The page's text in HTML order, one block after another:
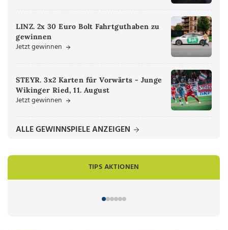
LINZ. 2x 30 Euro Bolt Fahrtguthaben zu
gewinnen
Jetzt gewinnen
STEYR. 3x2 Karten für Vorwärts - Junge
Wikinger Ried, 11. August
Jetzt gewinnen
ALLE GEWINNSPIELE ANZEIGEN
TIPS AKTIONEN